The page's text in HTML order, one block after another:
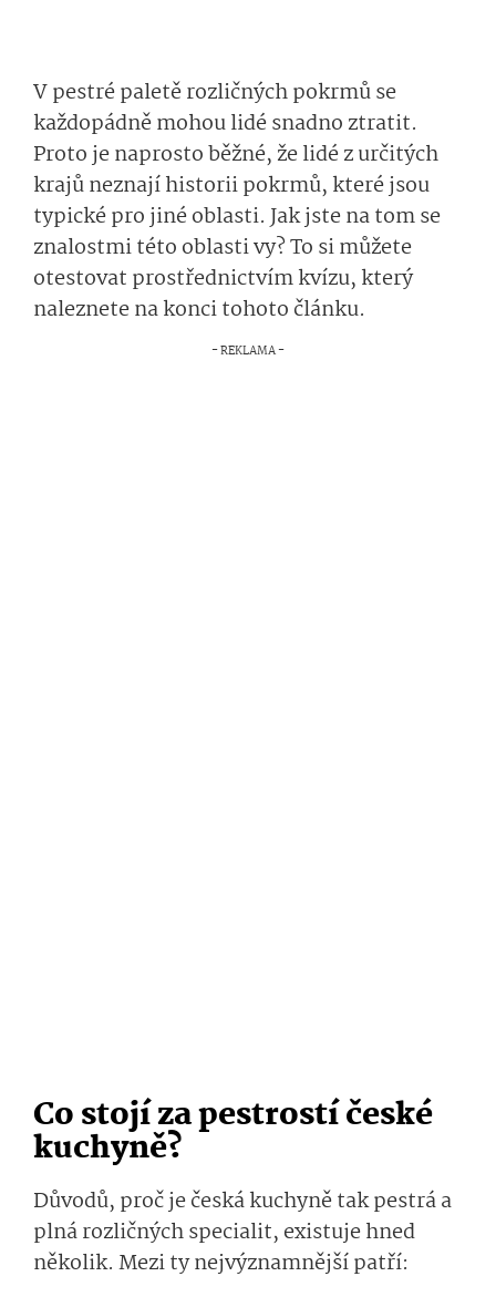
V pestré paletě rozličných pokrmů se
každopádně mohou lidé snadno ztratit.
Proto je naprosto běžné, že lidé z určitých
krajů neznají historii pokrmů, které jsou
typické pro jiné oblasti. Jak jste na tom se
znalostmi této oblasti vy? To si můžete
otestovat prostřednictvím kvízu, který
naleznete na konci tohoto článku.
Co stojí za pestrostí české
kuchyně?
Důvodů, proč je česká kuchyně tak pestrá a
plná rozličných specialit, existuje hned
několik. Mezi ty nejvýznamnější pat­ří: